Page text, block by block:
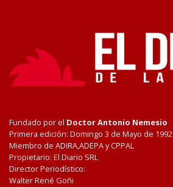
Fundado por el Doctor Antonio Nemesio
Primera edición: Domingo 3 de Mayo de 1992
Miembro de ADIRA,ADEPA y CPPAL
Propietario: El Diario SRL
Director Periodístico:
Walter René Goñi